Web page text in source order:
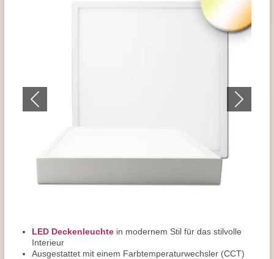
LED Deckenleuchte in modernem Stil für das stilvolle
Interieur
Ausgestattet mit einem Farbtemperaturwechsler (CCT)